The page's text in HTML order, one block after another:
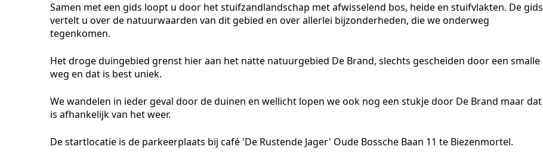
Samen met een gids loopt u door het stuifzandlandschap met afwisselend bos, heide en stuifvlakten. De gids
vertelt u over de natuurwaarden van dit gebied en over allerlei bijzonderheden, die we onderweg
tegenkomen.
Het droge duingebied grenst hier aan het natte natuurgebied De Brand, slechts gescheiden door een smalle
weg en dat is best uniek.
We wandelen in ieder geval door de duinen en wellicht lopen we ook nog een stukje door De Brand maar dat
is afhankelijk van het weer.
De startlocatie is de parkeerplaats bij café 'De Rustende Jager' Oude Bossche Baan 11 te Biezenmortel.